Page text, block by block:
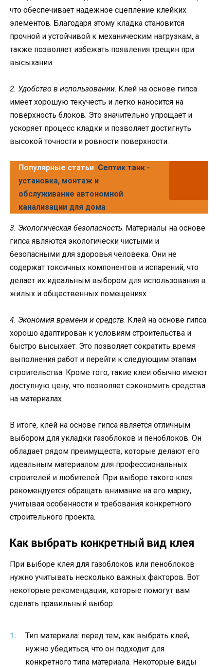
что обеспечивает надежное сцепление клейких
элементов. Благодаря этому кладка становится
прочной и устойчивой к механическим нагрузкам, а
также позволяет избежать появления трещин при
высыхании.
2. Удобство в использовании. Клей на основе гипса
имеет хорошую текучесть и легко наносится на
поверхность блоков. Это значительно упрощает и
ускоряет процесс кладки и позволяет достигнуть
высокой точности и ровности поверхности.
Популярные статьи Септик танк -
установка, монтаж и
обслуживание автономной
канализации для дома
3. Экологическая безопасность. Материалы на основе
гипса являются экологически чистыми и
безопасными для здоровья человека. Они не
содержат токсичных компонентов и испарений, что
делает их идеальным выбором для использования в
жилых и общественных помещениях.
4. Экономия времени и средств. Клей на основе гипса
хорошо адаптирован к условиям строительства и
быстро высыхает. Это позволяет сократить время
выполнения работ и перейти к следующим этапам
строительства. Кроме того, такие клеи обычно имеют
доступную цену, что позволяет сэкономить средства
на материалах.
В итоге, клей на основе гипса является отличным
выбором для укладки газоблоков и пеноблоков. Он
обладает рядом преимуществ, которые делают его
идеальным материалом для профессиональных
строителей и любителей. При выборе такого клея
рекомендуется обращать внимание на его марку,
учитывая особенности и требования конкретного
строительного проекта.
Как выбрать конкретный вид клея
При выборе клея для газоблоков или пеноблоков
нужно учитывать несколько важных факторов. Вот
некоторые рекомендации, которые помогут вам
сделать правильный выбор:
Тип материала: перед тем, как выбрать клей,
нужно убедиться, что он подходит для
конкретного типа материала. Некоторые виды